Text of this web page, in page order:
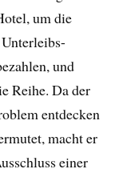
um die
und
Reihe. Da der
entdecken
macht er
einer